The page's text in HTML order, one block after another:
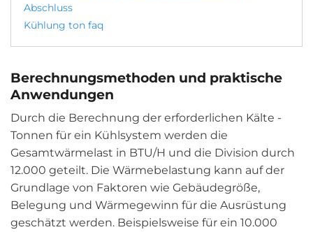
Abschluss
Kühlung ton faq
Berechnungsmethoden und praktische
Anwendungen
Durch die Berechnung der erforderlichen Kälte -
Tonnen für ein Kühlsystem werden die
Gesamtwärmelast in BTU/H und die Division durch
12.000 geteilt. Die Wärmebelastung kann auf der
Grundlage von Faktoren wie Gebäudegröße,
Belegung und Wärmegewinn für die Ausrüstung
geschätzt werden. Beispielsweise für ein 10.000